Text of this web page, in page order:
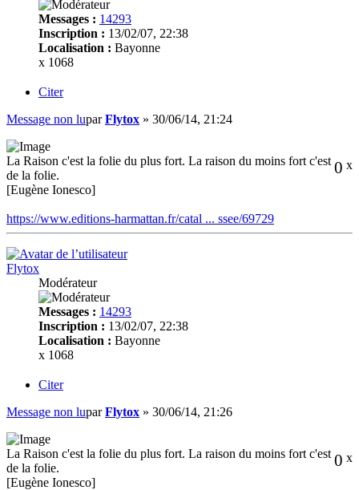
Messages : 14293
Inscription : 13/02/07, 22:38
Localisation : Bayonne
x 1068
Citer
Message non luparFlytox » 30/06/14, 21:24
0 x
La Raison c'est la folie du plus fort. La raison du moins fort c'est
de la folie.
[Eugène Ionesco]
https://www.editions-harmattan.fr/catal ... ssee/69729
Flytox
Modérateur
Messages : 14293
Inscription : 13/02/07, 22:38
Localisation : Bayonne
x 1068
Citer
Message non luparFlytox » 30/06/14, 21:26
0 x
La Raison c'est la folie du plus fort. La raison du moins fort c'est
de la folie.
[Eugène Ionesco]